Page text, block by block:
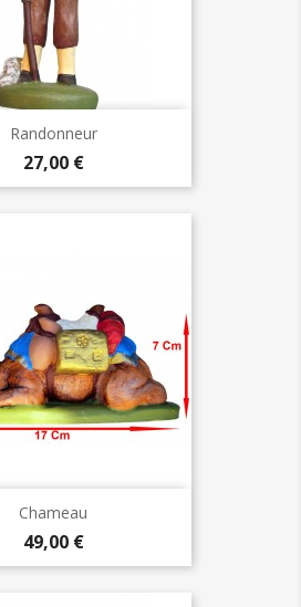
Randonneur
Prix
27,00 €
Chameau
Prix
49,00 €